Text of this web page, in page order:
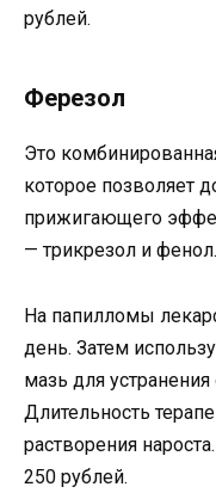
рублей.
Ферезол
Это
которое позволяет
прижигающего
— трикрезол и фенол.
На папилломы
день. Затем
мазь для
Длительность
растворения
250 рублей.